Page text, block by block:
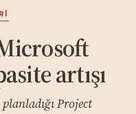
artışı
Project